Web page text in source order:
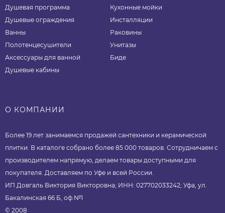
Душевая программа
Душевые ограждения
Ванны
Полотенцесушители
Аксессуары для ванной
Душевые кабины
Кухонные мойки
Инсталляции
Раковины
Унитазы
Биде
О КОМПАНИИ
Более 19 лет занимаемся продажей сантехники и керамической
плитки. В каталоге собрано более 85 000 товаров. Сотрудничаем с
производителем напрямую, делаем товары доступными для
покупателя. Доставляем по Уфе и всей России.
ИП Довгаль Виктория Викторовна; ИНН: 027702033242; Уфа, ул.
Бакалинская 66 Б, оф.№1
© 2008